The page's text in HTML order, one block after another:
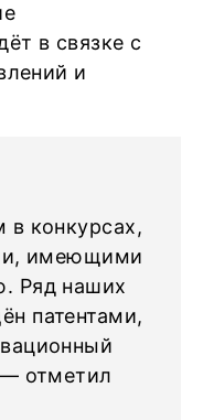
в связке с
и
в конкурсах,
имеющими
Ряд наших
патентами,
— отметил